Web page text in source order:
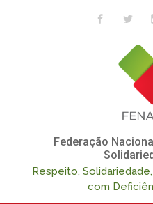
Skip to main content
Federação
Respeito,
com